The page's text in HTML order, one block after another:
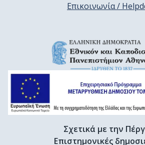
Επικοινωνία /
Σχετικά με την
Επιστημονικές